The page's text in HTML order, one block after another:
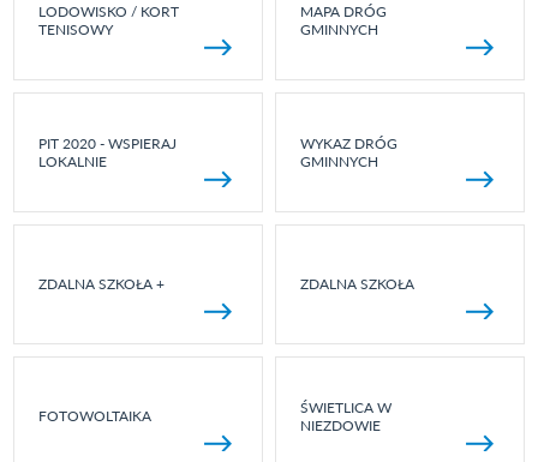
LODOWISKO / KORT
TENISOWY
MAPA DRÓG
GMINNYCH
PIT 2020 - WSPIERAJ
LOKALNIE
WYKAZ DRÓG
GMINNYCH
ZDALNA SZKOŁA + ZDALNA SZKOŁA
FOTOWOLTAIKA
ŚWIETLICA W
NIEZDOWIE